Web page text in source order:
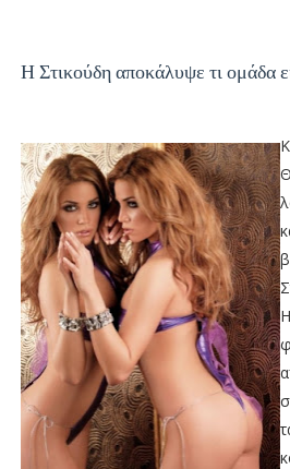
Η Στικούδη αποκάλυψε τι ομάδα